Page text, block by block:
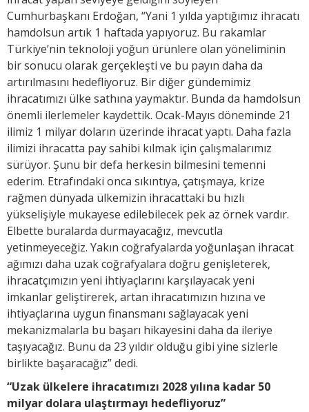
Cumhurbaşkanı Erdoğan, “Yani 1 yılda yaptığımız ihracatı
hamdolsun artık 1 haftada yapıyoruz. Bu rakamlar
Türkiye’nin teknoloji yoğun ürünlere olan yöneliminin
bir sonucu olarak gerçekleşti ve bu payın daha da
artırılmasını hedefliyoruz. Bir diğer gündemimiz
ihracatımızı ülke sathına yaymaktır. Bunda da hamdolsun
önemli ilerlemeler kaydettik. Ocak-Mayıs döneminde 21
ilimiz 1 milyar doların üzerinde ihracat yaptı. Daha fazla
ilimizi ihracatta pay sahibi kılmak için çalışmalarımız
sürüyor. Şunu bir defa herkesin bilmesini temenni
ederim. Etrafındaki onca sıkıntıya, çatışmaya, krize
rağmen dünyada ülkemizin ihracattaki bu hızlı
yükselişiyle mukayese edilebilecek pek az örnek vardır.
Elbette buralarda durmayacağız, mevcutla
yetinmeyeceğiz. Yakın coğrafyalarda yoğunlaşan ihracat
ağımızı daha uzak coğrafyalara doğru genişleterek,
ihracatçımızın yeni ihtiyaçlarını karşılayacak yeni
imkanlar geliştirerek, artan ihracatımızın hızına ve
ihtiyaçlarına uygun finansmanı sağlayacak yeni
mekanizmalarla bu başarı hikayesini daha da ileriye
taşıyacağız. Bunu da 23 yıldır olduğu gibi yine sizlerle
birlikte başaracağız” dedi.
“Uzak ülkelere ihracatımızı 2028 yılına kadar 50
milyar dolara ulaştırmayı hedefliyoruz”